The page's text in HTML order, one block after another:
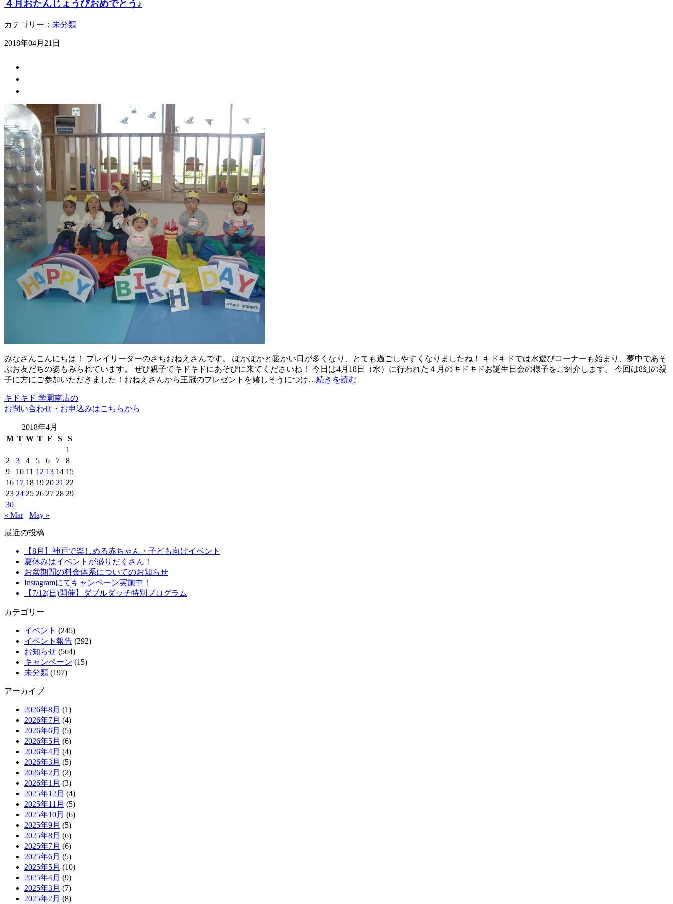
４月おたんじょうびおめでとう♪
カテゴリー： 未分類
2018年04月21日
みなさんこんにちは！ プレイリーダーのさちおねえさんです。 ぽかぽかと暖かい日が多くなり、とても過ごしやすくなりましたね！ キドキドでは水遊びコーナーも始まり、夢中であそ
ぶお友だちの姿もみられています。 ぜひ親子でキドキドにあそびに来てくださいね！ 今日は4月18日（水）に行われた４月のキドキドお誕生日会の様子をご紹介します。 今回は8組の親
子に方にご参加いただきました！おねえさんから王冠のプレゼントを嬉しそうにつけ…続きを読む
キドキド 学園南店の
お問い合わせ・お申込みはこちらから
2018年4月
M T W T F S
S
1
2
3 4 5 6 7
8
9
10 11 12 13 14 15
16 17 18 19 20 21 22
23 24 25 26 27 28 29
30
« Mar
May »
最近の投稿
【8月】神戸で楽しめる赤ちゃん・子ども向けイベント
夏休みはイベントが盛りだくさん！
お盆期間の料金体系についてのお知らせ
Instagramにてキャンペーン実施中！
【7/12(日)開催】ダブルダッチ特別プログラム
カテゴリー
イベント (245)
イベント報告 (292)
お知らせ (564)
キャンペーン (15)
未分類 (197)
アーカイブ
2026年8月 (1)
2026年7月 (4)
2026年6月 (5)
2026年5月 (6)
2026年4月 (4)
2026年3月 (5)
2026年2月 (2)
2026年1月 (3)
2025年12月 (4)
2025年11月 (5)
2025年10月 (6)
2025年9月 (5)
2025年8月 (6)
2025年7月 (6)
2025年6月 (5)
2025年5月 (10)
2025年4月 (9)
2025年3月 (7)
2025年2月 (8)